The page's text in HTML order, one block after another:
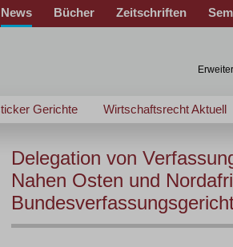
News Bücher Zeitschriften
Gerichte Wirtschaftsrecht Aktuell
Delegation von
Nahen Osten und